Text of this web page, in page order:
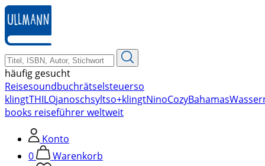
zum
Hauptinhalt
springen
häufig gesucht
Reisesoundbuchrätselsteuerso
klingtTHILOjanoschsyltso+klingtNinoCozyBahamas
books reiseführer weltweit
Konto
0
Warenkorb